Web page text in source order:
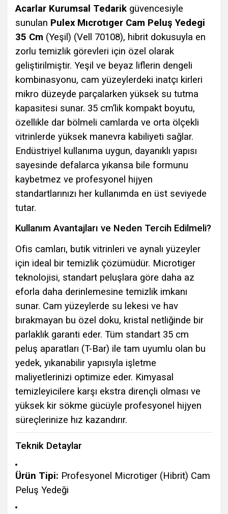
Acarlar Kurumsal Tedarik güvencesiyle
sunulan Pulex Mıcrotıger Cam Peluş Yedegi
35 Cm (Yeşil) (Vell 70108), hibrit dokusuyla en
zorlu temizlik görevleri için özel olarak
geliştirilmiştir. Yeşil ve beyaz liflerin dengeli
kombinasyonu, cam yüzeylerdeki inatçı kirleri
mikro düzeyde parçalarken yüksek su tutma
kapasitesi sunar. 35 cm’lik kompakt boyutu,
özellikle dar bölmeli camlarda ve orta ölçekli
vitrinlerde yüksek manevra kabiliyeti sağlar.
Endüstriyel kullanıma uygun, dayanıklı yapısı
sayesinde defalarca yıkansa bile formunu
kaybetmez ve profesyonel hijyen
standartlarınızı her kullanımda en üst seviyede
tutar.
Kullanım Avantajları ve Neden Tercih Edilmeli?
Ofis camları, butik vitrinleri ve aynalı yüzeyler
için ideal bir temizlik çözümüdür. Microtiger
teknolojisi, standart peluşlara göre daha az
eforla daha derinlemesine temizlik imkanı
sunar. Cam yüzeylerde su lekesi ve hav
bırakmayan bu özel doku, kristal netliğinde bir
parlaklık garanti eder. Tüm standart 35 cm
peluş aparatları (T-Bar) ile tam uyumlu olan bu
yedek, yıkanabilir yapısıyla işletme
maliyetlerinizi optimize eder. Kimyasal
temizleyicilere karşı ekstra dirençli olması ve
yüksek kir sökme gücüyle profesyonel hijyen
süreçlerinize hız kazandırır.
Teknik Detaylar
Ürün Tipi: Profesyonel Microtiger (Hibrit) Cam
Peluş Yedeği